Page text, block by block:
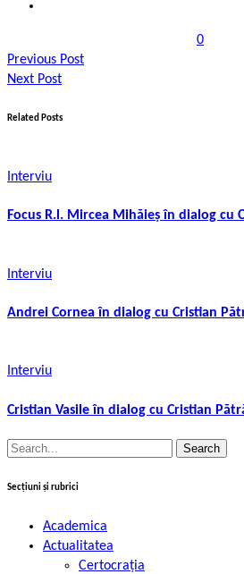
0
Previous Post
Next Post
Related Posts
Interviu
Focus R.l. Mircea Mihăieș în dialog cu
Interviu
Andrei Cornea în dialog cu Cristian
Interviu
Cristian Vasile în dialog cu Cristian
Search
Secțiuni și rubrici
Academica
Actualitatea
Certocrația